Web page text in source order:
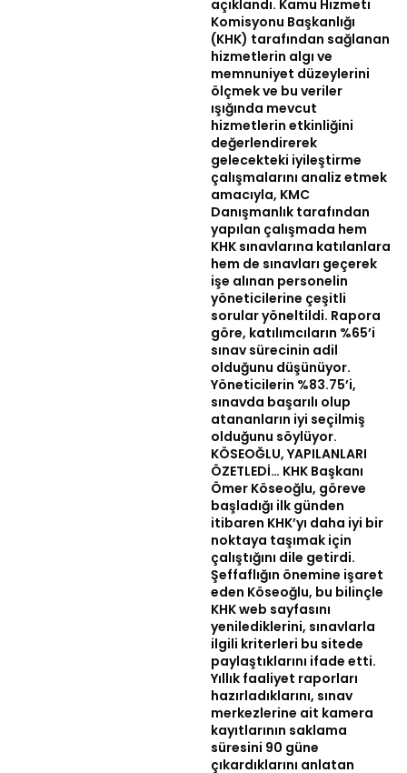
açıklandı. Kamu Hizmeti
Komisyonu Başkanlığı
(KHK) tarafından sağlanan
hizmetlerin algı ve
memnuniyet düzeylerini
ölçmek ve bu veriler
ışığında mevcut
hizmetlerin etkinliğini
değerlendirerek
gelecekteki iyileştirme
çalışmalarını analiz etmek
amacıyla, KMC
Danışmanlık tarafından
yapılan çalışmada hem
KHK sınavlarına katılanlara
hem de sınavları geçerek
işe alınan personelin
yöneticilerine çeşitli
sorular yöneltildi. Rapora
göre, katılımcıların %65’i
sınav sürecinin adil
olduğunu düşünüyor.
Yöneticilerin %83.75’i,
sınavda başarılı olup
atananların iyi seçilmiş
olduğunu söylüyor.
KÖSEOĞLU, YAPILANLARI
ÖZETLEDİ… KHK Başkanı
Ömer Köseoğlu, göreve
başladığı ilk günden
itibaren KHK’yı daha iyi bir
noktaya taşımak için
çalıştığını dile getirdi.
Şeffaflığın önemine işaret
eden Köseoğlu, bu bilinçle
KHK web sayfasını
yenilediklerini, sınavlarla
ilgili kriterleri bu sitede
paylaştıklarını ifade etti.
Yıllık faaliyet raporları
hazırladıklarını, sınav
merkezlerine ait kamera
kayıtlarının saklama
süresini 90 güne
çıkardıklarını anlatan